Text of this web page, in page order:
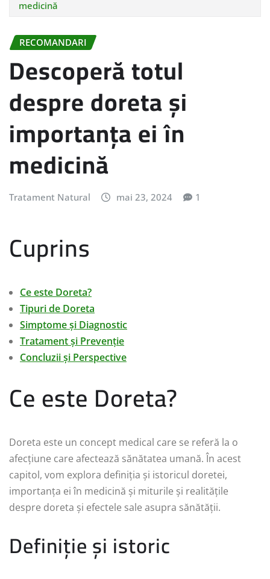
medicină
RECOMANDARI
Descoperă totul
despre doreta și
importanța ei în
medicină
Tratament Natural mai 23, 2024 1
Cuprins
Ce este Doreta?
Tipuri de Doreta
Simptome și Diagnostic
Tratament și Prevenție
Concluzii și Perspective
Ce este Doreta?
Doreta este un concept medical care se referă la o
afecțiune care afectează sănătatea umană. În acest
capitol, vom explora definiția și istoricul doretei,
importanța ei în medicină și miturile și realitățile
despre doreta și efectele sale asupra sănătății.
Definiție și istoric